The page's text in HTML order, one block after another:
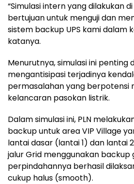
“Simulasi intern yang dilakukan
bertujuan untuk menguji dan
sistem backup UPS kami dalam
katanya.
Menurutnya, simulasi ini penting
mengantisipasi terjadinya
permasalahan yang berpotensi
kelancaran pasokan listrik.
Dalam simulasi ini, PLN
backup untuk area VIP Village
lantai dasar (lantai 1) dan lantai
jalur Grid menggunakan backup
perpindahannya berhasil
cukup halus (smooth).